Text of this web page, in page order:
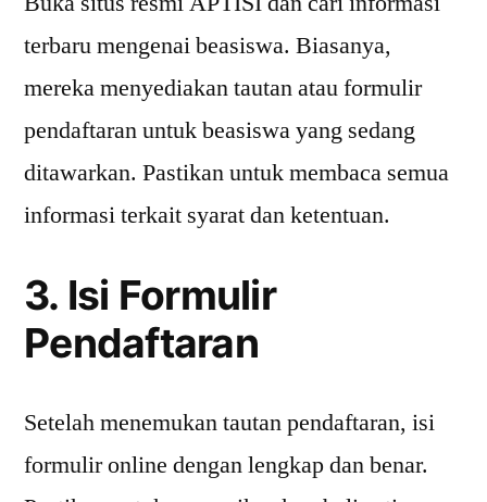
terbaru mengenai beasiswa. Biasanya,
mereka menyediakan tautan atau formulir
pendaftaran untuk beasiswa yang sedang
ditawarkan. Pastikan untuk membaca semua
informasi terkait syarat dan ketentuan.
3. Isi Formulir
Pendaftaran
Setelah menemukan tautan pendaftaran, isi
formulir online dengan lengkap dan benar.